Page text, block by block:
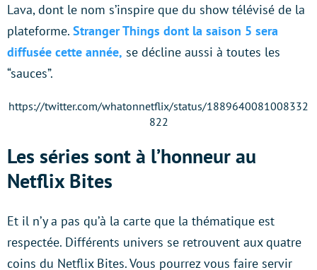
Lava, dont le nom s’inspire que du show télévisé de la
plateforme. Stranger Things dont la saison 5 sera
diffusée cette année, se décline aussi à toutes les
“sauces”.
https://twitter.com/whatonnetflix/status/1889640081008332
822
Les séries sont à l’honneur au
Netflix Bites
Et il n’y a pas qu’à la carte que la thématique est
respectée. Différents univers se retrouvent aux quatre
coins du Netflix Bites. Vous pourrez vous faire servir